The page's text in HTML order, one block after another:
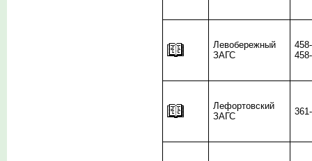
Левобережный
ЗАГС
Лефортовский
ЗАГС